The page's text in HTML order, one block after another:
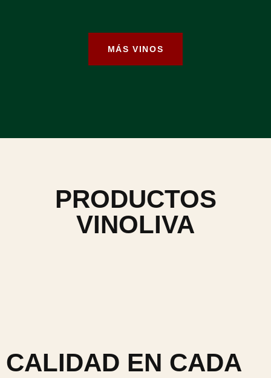
MÁS VINOS
PRODUCTOS
VINOLIVA
CALIDAD EN CADA